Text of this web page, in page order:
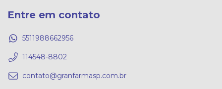
Entre em contato
5511988662956
114548-8802
contato@granfarmasp.com.br